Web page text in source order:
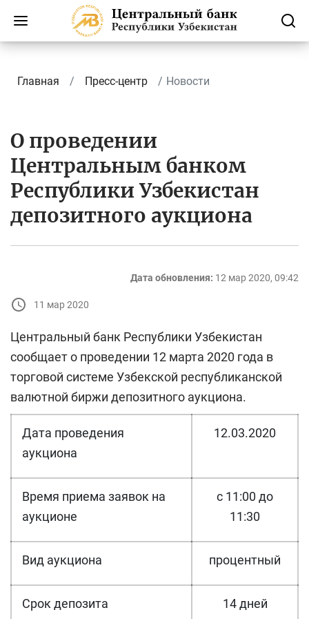
Главная Пресс-центр Новости
О проведении
Центральным банком
Республики Узбекистан
депозитного аукциона
Дата обновления: 12 мар 2020, 09:42
11 мар 2020
Центральный банк Республики Узбекистан
сообщает о проведении 12 марта 2020 года в
торговой системе Узбекской республиканской
валютной биржи депозитного аукциона.
Дата проведения
аукциона
12.03.2020
Время приема заявок на
аукционе
с 11:00 до
11:30
Вид аукциона процентный
Срок депозита 14 дней